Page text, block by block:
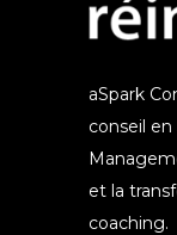
aSpark
conseil
et la
coaching.